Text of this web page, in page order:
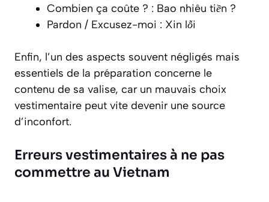
Combien ça coûte ? : Bao nhiêu tiền ?
Pardon / Excusez-moi : Xin lỗi
Enfin, l’un des aspects souvent négligés mais
essentiels de la préparation concerne le
contenu de sa valise, car un mauvais choix
vestimentaire peut vite devenir une source
d’inconfort.
Erreurs vestimentaires à ne pas
commettre au Vietnam